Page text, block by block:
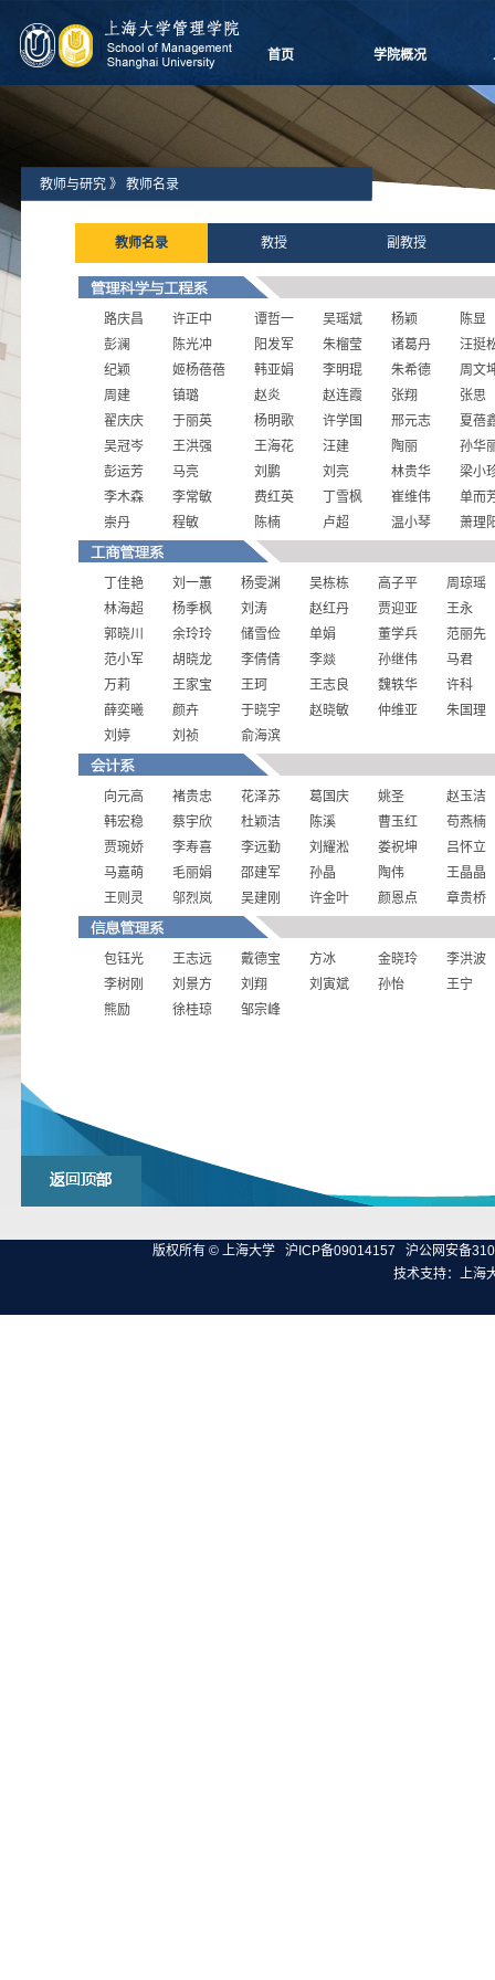
首页 学院概况
学院愿景
院长致辞
学院介绍
党群组织
学院制度
学院视频
学院宣传
历任领导
教师与研究 》 教师名录
教师名录 教授 副教授
路庆昌 许正中 谭哲一 吴瑶斌 杨颖
陈显
彭澜
陈光冲 阳发军 朱榴莹 诸葛丹
汪挺
纪颖
姬杨蓓蓓 韩亚娟 李明琨 朱希德
周文
周建
镇璐 赵炎 赵连霞 张翔
张思
翟庆庆
于丽英 杨明歌 许学国 邢元志
夏蓓
吴冠岑
王洪强 王海花 汪建 陶丽
孙华
彭运芳
马亮 刘鹏 刘亮 林贵华
梁小
李木森
李常敏 费红英 丁雪枫 崔维伟
单而
崇丹
程敏 陈楠 卢超 温小琴 萧理
丁佳艳 刘一蕙 杨雯渊 吴栋栋 高子平
周琼瑶
林海超
杨季枫 刘涛 赵红丹 贾迎亚
王永
郭晓川
余玲玲 储雪俭 单娟 董学兵
范丽先
范小军
胡晓龙 李倩倩 李燚 孙继伟
马君
万莉
王家宝 王珂 王志良 魏轶华
许科
薛奕曦
颜卉 于晓宇 赵晓敏 仲维亚
朱国理
刘婷
刘祯 俞海滨
向元高 褚贵忠 花泽苏 葛国庆 姚圣
赵玉洁
韩宏稳
蔡宇欣 杜颖洁 陈溪 曹玉红
苟燕楠
贾琬娇
李寿喜 李远勤 刘耀淞 娄祝坤
吕怀立
马嘉萌
毛丽娟 邵建军 孙晶 陶伟
王晶晶
王则灵
邬烈岚 吴建刚 许金叶 颜恩点 章贵桥
包钰光 王志远 戴德宝 方冰 金晓玲
李洪波
李树刚
刘景方 刘翔 刘寅斌 孙怡
王宁
熊励
徐桂琼 邹宗峰
版权所有 © 上海大学 沪ICP备09014157
沪公网安备
技术支持：上海